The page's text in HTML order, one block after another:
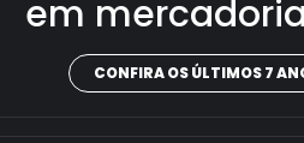
em
CONFIRA OS ÚLTIMOS 7